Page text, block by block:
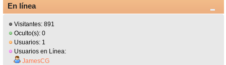
En línea
Visitantes: 891
Oculto(s): 0
Usuarios: 1
Usuarios en Línea:
JamesCG